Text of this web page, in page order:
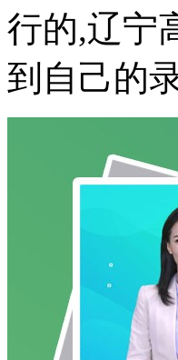
行的,辽宁
到自己的